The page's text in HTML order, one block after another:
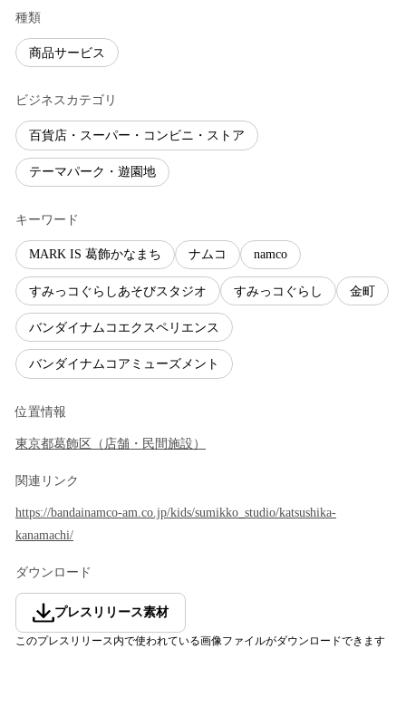
種類
商品サービス
ビジネスカテゴリ
百貨店・スーパー・コンビニ・ストア
テーマパーク・遊園地
キーワード
MARK IS 葛飾かなまち ナムコ namco
すみっコぐらしあそびスタジオ すみっコぐらし 金町
バンダイナムコエクスペリエンス
バンダイナムコアミューズメント
位置情報
東京都葛飾区 （ 店舗・民間施設 ）
関連リンク
https://bandainamco-am.co.jp/kids/sumikko_studio/katsushika-
kanamachi/
ダウンロード
プレスリリース素材
このプレスリリース内で使われている画像ファイルがダウンロードできます